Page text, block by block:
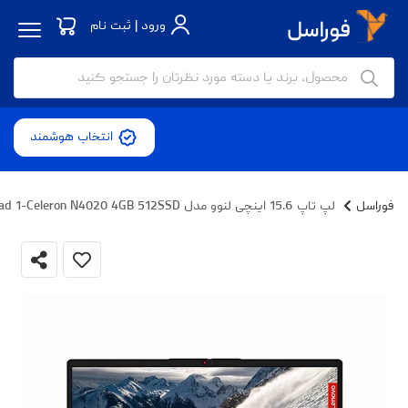
ورود | ثبت نام
انتخاب هوشمند
فوراسل لپ تاپ 15.6 اینچی لنوو مدل Ideapad 1-Celeron N4020 4GB 512SSD - کاستوم شده